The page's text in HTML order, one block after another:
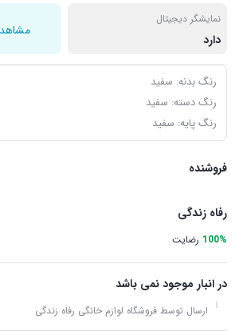
نمایشگر دیجیتال
دارد
رنگ بدنه: سفید
رنگ دسته: سفید
رنگ پایه: سفید
فروشنده
رفاه زندگی
100% رضایت
در انبار موجود نمی باشد
ارسال توسط فروشگاه لوازم خانگی رفاه زندگی